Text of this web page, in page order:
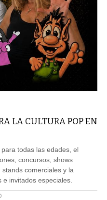
LA CULTURA POP EN
todas las edades, el
concursos, shows
comerciales y la
invitados especiales.